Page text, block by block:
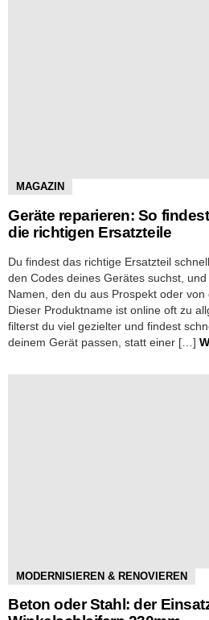
MAGAZIN
Geräte reparieren: So
die richtigen Ersatzteile
Du findest das richtige Ersatzteil
den Codes deines Gerätes suchst,
Namen, den du aus Prospekt oder von
Dieser Produktname ist online oft zu
filterst du viel gezielter und findest
deinem Gerät passen, statt einer […]
MODERNISIEREN & RENOVIEREN
Beton oder Stahl: der